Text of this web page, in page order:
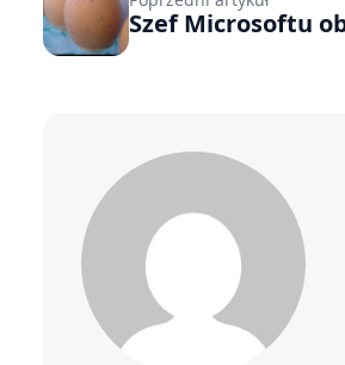
Szef Microsoftu